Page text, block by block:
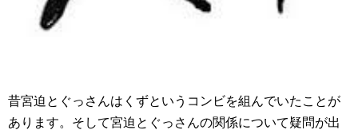
昔宮迫とぐっさんはくずというコンビを組んでいたことが
あります。そして宮迫とぐっさんの関係について疑問が出